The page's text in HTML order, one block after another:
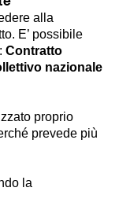
alla
E’ possibile
Contratto
nazionale
proprio
prevede più
la